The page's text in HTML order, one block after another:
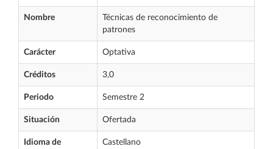
Nombre
Técnicas de reconocimiento de
patrones
Carácter Optativa
Créditos 3,0
Periodo Semestre 2
Situación Ofertada
Idioma de
Castellano